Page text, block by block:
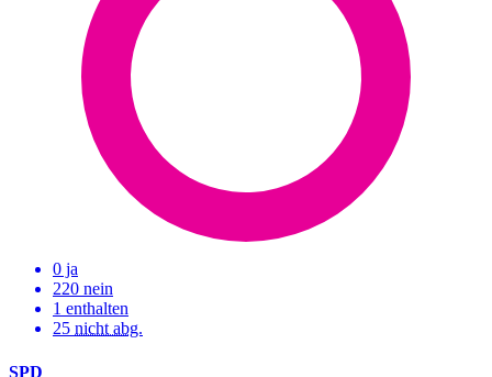
0 ja
220 nein
1 enthalten
25 nicht abg.
SPD